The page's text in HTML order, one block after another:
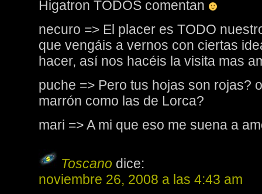
Higatron TODOS comentan
necuro => El placer es TODO
que vengáis a vernos con ciertas
hacer, así nos hacéis la visita mas
puche => Pero tus hojas son rojas?
marrón como las de Lorca?
mari => A mi que eso me suena a
Toscano dice:
noviembre 26, 2008 a las 4:43 am